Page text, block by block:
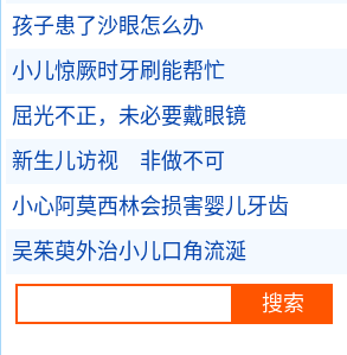
孩子患了沙眼怎么办
小儿惊厥时牙刷能帮忙
屈光不正，未必要戴眼镜
新生儿访视 非做不可
小心阿莫西林会损害婴儿牙齿
吴茱萸外治小儿口角流涎